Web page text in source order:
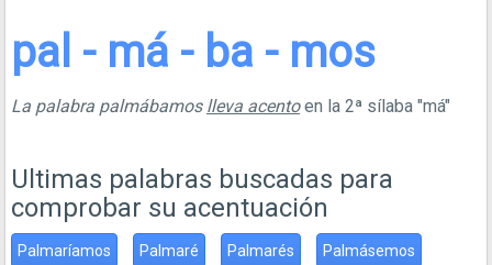
pal - má - ba - mos
La palabra palmábamos lleva acentoen la 2ª sílaba "má"
Ultimas palabras buscadas para
comprobar su acentuación
Palmaríamos Palmaré Palmarés Palmásemos